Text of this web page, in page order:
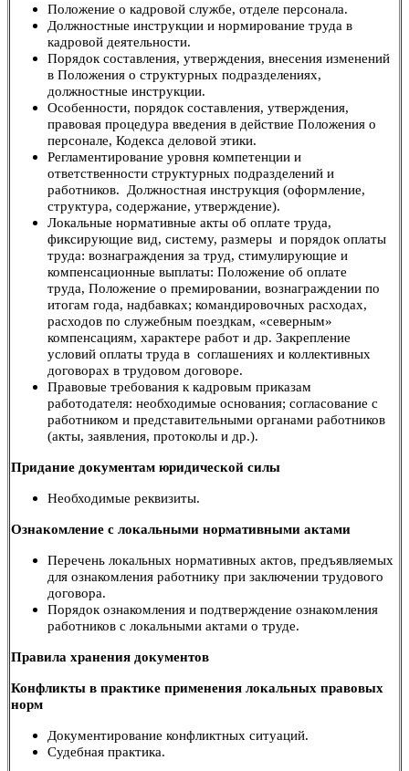
Положение о кадровой службе, отделе персонала.
Должностные инструкции и нормирование труда в
кадровой деятельности.
Порядок составления, утверждения, внесения изменений
в Положения о структурных подразделениях,
должностные инструкции.
Особенности, порядок составления, утверждения,
правовая процедура введения в действие Положения о
персонале, Кодекса деловой этики.
Регламентирование уровня компетенции и
ответственности структурных подразделений и
работников. Должностная инструкция (оформление,
структура, содержание, утверждение).
Локальные нормативные акты об оплате труда,
фиксирующие вид, систему, размеры и порядок оплаты
труда: вознаграждения за труд, стимулирующие и
компенсационные выплаты: Положение об оплате
труда, Положение о премировании, вознаграждении по
итогам года, надбавках; командировочных расходах,
расходов по служебным поездкам, «северным»
компенсациям, характере работ и др. Закрепление
условий оплаты труда в соглашениях и коллективных
договорах в трудовом договоре.
Правовые требования к кадровым приказам
работодателя: необходимые основания; согласование с
работником и представительными органами работников
(акты, заявления, протоколы и др.).
Придание документам юридической силы
Необходимые реквизиты.
Ознакомление с локальными нормативными актами
Перечень локальных нормативных актов, предъявляемых
для ознакомления работнику при заключении трудового
договора.
Порядок ознакомления и подтверждение ознакомления
работников с локальными актами о труде.
Правила хранения документов
Конфликты в практике применения локальных правовых
норм
Документирование конфликтных ситуаций.
Судебная практика.